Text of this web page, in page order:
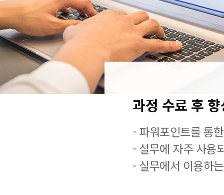
과정 수료 후
- 파워포인트를 통
- 실무에 자주 사용
- 실무에서 이용하